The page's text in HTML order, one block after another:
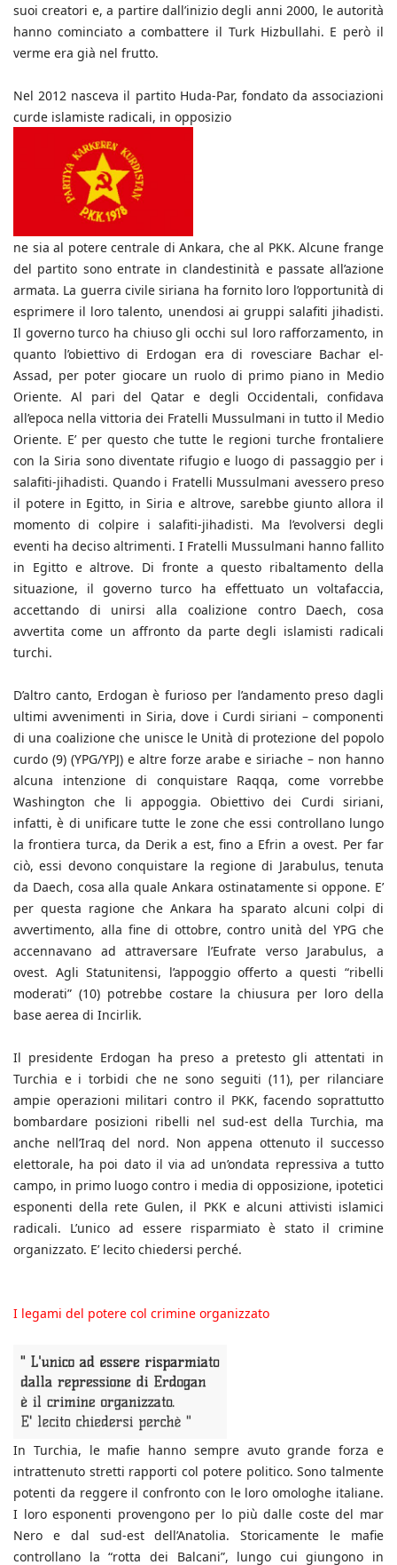
suoi creatori e, a partire dall’inizio degli anni 2000, le autorità
hanno cominciato a combattere il Turk Hizbullahi. E però il
verme era già nel frutto.
Nel 2012 nasceva il partito Huda-Par, fondato da associazioni
curde islamiste radicali, in opposizio
ne sia al potere centrale di Ankara, che al PKK. Alcune frange
del partito sono entrate in clandestinità e passate all’azione
armata. La guerra civile siriana ha fornito loro l’opportunità di
esprimere il loro talento, unendosi ai gruppi salafiti jihadisti.
Il governo turco ha chiuso gli occhi sul loro rafforzamento, in
quanto l’obiettivo di Erdogan era di rovesciare Bachar el-
Assad, per poter giocare un ruolo di primo piano in Medio
Oriente. Al pari del Qatar e degli Occidentali, confidava
all’epoca nella vittoria dei Fratelli Mussulmani in tutto il Medio
Oriente. E’ per questo che tutte le regioni turche frontaliere
con la Siria sono diventate rifugio e luogo di passaggio per i
salafiti-jihadisti. Quando i Fratelli Mussulmani avessero preso
il potere in Egitto, in Siria e altrove, sarebbe giunto allora il
momento di colpire i salafiti-jihadisti. Ma l’evolversi degli
eventi ha deciso altrimenti. I Fratelli Mussulmani hanno fallito
in Egitto e altrove. Di fronte a questo ribaltamento della
situazione, il governo turco ha effettuato un voltafaccia,
accettando di unirsi alla coalizione contro Daech, cosa
avvertita come un affronto da parte degli islamisti radicali
turchi.
D’altro canto, Erdogan è furioso per l’andamento preso dagli
ultimi avvenimenti in Siria, dove i Curdi siriani – componenti
di una coalizione che unisce le Unità di protezione del popolo
curdo (9) (YPG/YPJ) e altre forze arabe e siriache – non hanno
alcuna intenzione di conquistare Raqqa, come vorrebbe
Washington che li appoggia. Obiettivo dei Curdi siriani,
infatti, è di unificare tutte le zone che essi controllano lungo
la frontiera turca, da Derik a est, fino a Efrin a ovest. Per far
ciò, essi devono conquistare la regione di Jarabulus, tenuta
da Daech, cosa alla quale Ankara ostinatamente si oppone. E’
per questa ragione che Ankara ha sparato alcuni colpi di
avvertimento, alla fine di ottobre, contro unità del YPG che
accennavano ad attraversare l’Eufrate verso Jarabulus, a
ovest. Agli Statunitensi, l’appoggio offerto a questi “ribelli
moderati” (10) potrebbe costare la chiusura per loro della
base aerea di Incirlik.
Il presidente Erdogan ha preso a pretesto gli attentati in
Turchia e i torbidi che ne sono seguiti (11), per rilanciare
ampie operazioni militari contro il PKK, facendo soprattutto
bombardare posizioni ribelli nel sud-est della Turchia, ma
anche nell’Iraq del nord. Non appena ottenuto il successo
elettorale, ha poi dato il via ad un’ondata repressiva a tutto
campo, in primo luogo contro i media di opposizione, ipotetici
esponenti della rete Gulen, il PKK e alcuni attivisti islamici
radicali. L’unico ad essere risparmiato è stato il crimine
organizzato. E’ lecito chiedersi perché.
I legami del potere col crimine organizzato
In Turchia, le mafie hanno sempre avuto grande forza e
intrattenuto stretti rapporti col potere politico. Sono talmente
potenti da reggere il confronto con le loro omologhe italiane.
I loro esponenti provengono per lo più dalle coste del mar
Nero e dal sud-est dell’Anatolia. Storicamente le mafie
controllano la “rotta dei Balcani”, lungo cui giungono in